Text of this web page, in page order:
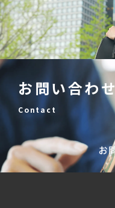
お問い合わせ
Contact